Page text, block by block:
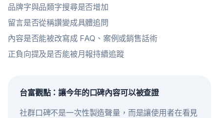
品牌字與品類字搜尋是否增加
留言是否從稱讚變成具體追問
內容是否能被改寫成 FAQ、案例或銷售話術
正負向提及是否能被月報持續追蹤
台富觀點：讓今年的口碑內容可以被查證
社群口碑不是一次性製造聲量，而是讓使用者在看見